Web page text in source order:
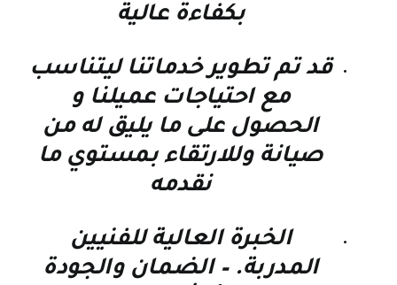
بكفاءة عالية
قد تم تطوير خدماتنا ليتناسب
مع احتياجات عميلنا و
الحصول على ما يليق له من
صيانة وللارتقاء بمستوي ما
نقدمه
الخبرة العالية للفنيين
المدربة. – الضمان والجودة